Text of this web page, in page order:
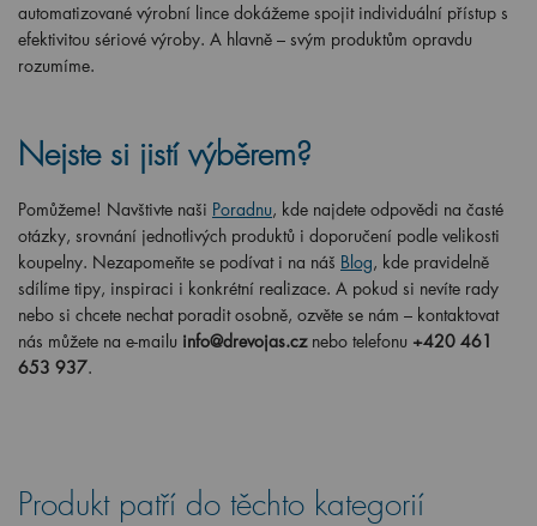
automatizované výrobní lince dokážeme spojit individuální přístup s
efektivitou sériové výroby. A hlavně – svým produktům opravdu
rozumíme.
Nejste si jistí výběrem?
Pomůžeme! Navštivte naši Poradnu, kde najdete odpovědi na časté
otázky, srovnání jednotlivých produktů i doporučení podle velikosti
koupelny. Nezapomeňte se podívat i na náš Blog, kde pravidelně
sdílíme tipy, inspiraci i konkrétní realizace. A pokud si nevíte rady
nebo si chcete nechat poradit osobně, ozvěte se nám – kontaktovat
nás můžete na e-mailu info@drevojas.cz nebo telefonu +420 461
653 937.
Produkt patří do těchto kategorií